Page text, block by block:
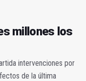
millones los
intervenciones por
de la última